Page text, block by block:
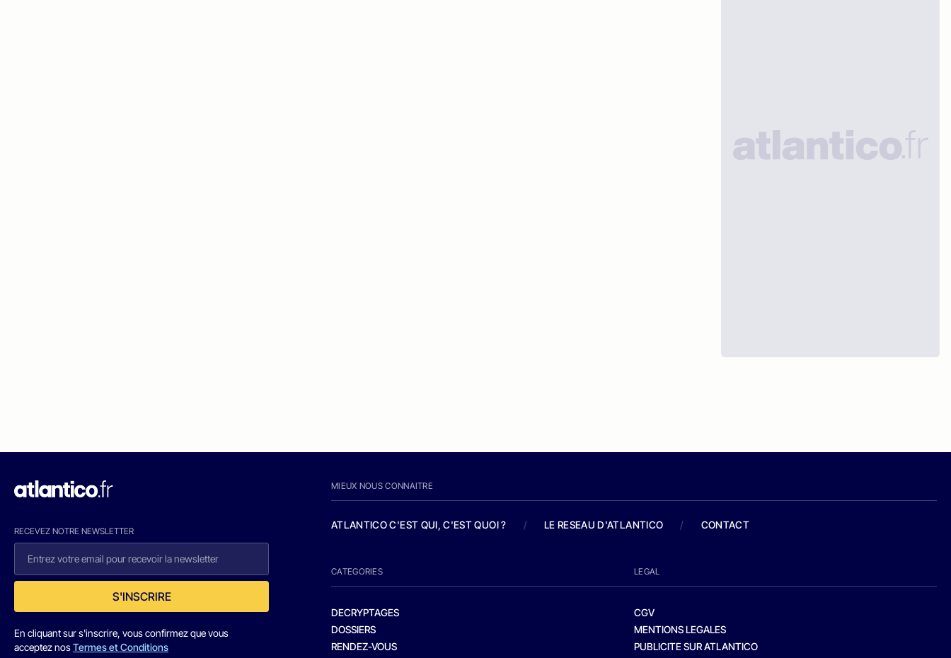
RECEVEZ NOTRE NEWSLETTER
S'INSCRIRE
En cliquant sur s'inscrire, vous confirmez que vous
acceptez nosTermes et Conditions
MIEUX NOUS CONNAITRE
ATLANTICO C'EST QUI, C'EST QUOI ? / LE RESEAU D'ATLANTICO / CONTACT
CATEGORIES
DECRYPTAGES
DOSSIERS
RENDEZ-VOUS
LEGAL
CGV
MENTIONS LEGALES
PUBLICITE SUR ATLANTICO